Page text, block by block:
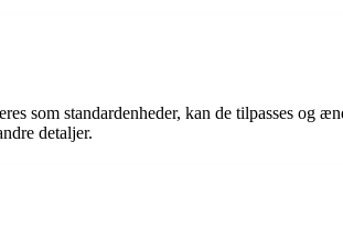
som standardenheder, kan de tilpasses og
detaljer.